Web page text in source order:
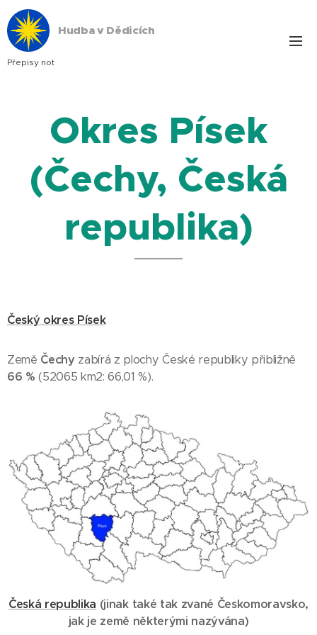
Hudba v Dědicích
Přepisy not
Okres Písek
(Čechy, Česká
republika)
Český okres Písek
Země Čechy zabírá z plochy České republiky přibližně
66 % (52065 km2: 66,01 %).
Česká republika (jinak také tak zvané Českomoravsko,
jak je země některými nazývána)